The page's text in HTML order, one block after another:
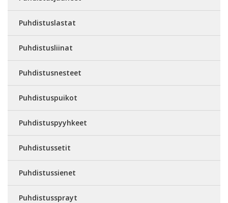
Puhdistuslastat
Puhdistusliinat
Puhdistusnesteet
Puhdistuspuikot
Puhdistuspyyhkeet
Puhdistussetit
Puhdistussienet
Puhdistussprayt